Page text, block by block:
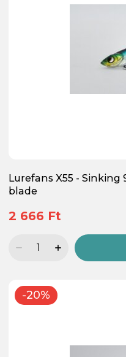
Lurefans X55 - Sinking
blade
2 666 Ft
-20%